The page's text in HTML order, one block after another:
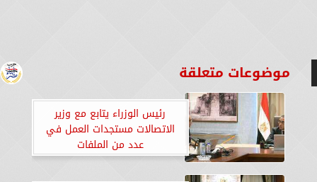
موضوعات متعلقة
رئيس الوزراء يتابع مع وزير
الاتصالات مستجدات العمل في
عدد من الملفات